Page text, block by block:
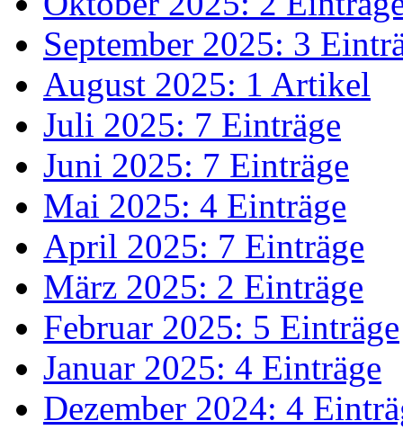
September 2025: 3
August 2025: 1 Artikel
Juli 2025: 7 Einträge
Juni 2025: 7 Einträge
Mai 2025: 4 Einträge
April 2025: 7 Einträge
März 2025: 2 Einträge
Februar 2025: 5 Einträge
Januar 2025: 4 Einträge
Dezember 2024: 4